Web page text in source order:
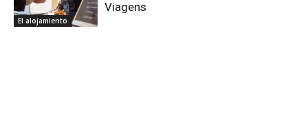
El alojamiento
Viagens